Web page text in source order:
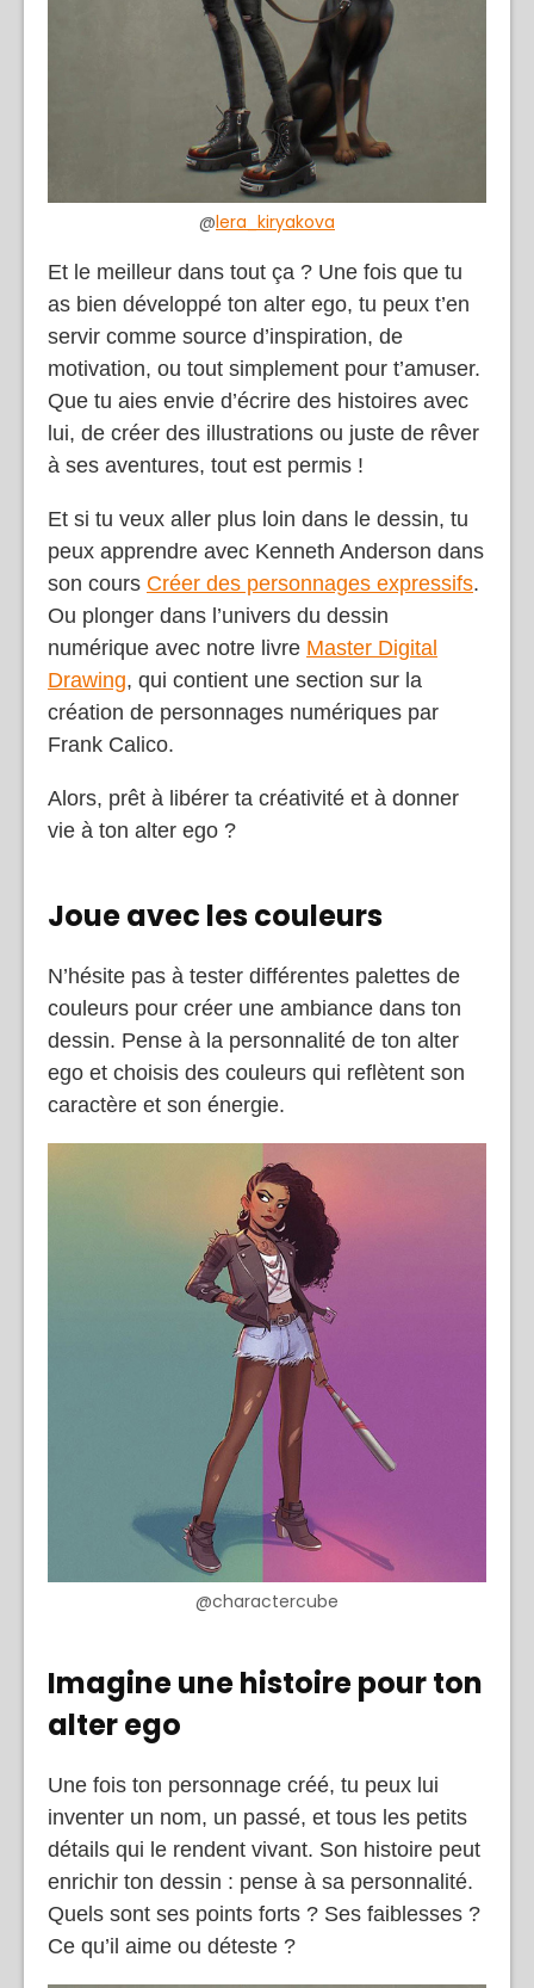
@lera_kiryakova
Et le meilleur dans tout ça ? Une fois que tu
as bien développé ton alter ego, tu peux t’en
servir comme source d’inspiration, de
motivation, ou tout simplement pour t’amuser.
Que tu aies envie d’écrire des histoires avec
lui, de créer des illustrations ou juste de rêver
à ses aventures, tout est permis !
Et si tu veux aller plus loin dans le dessin, tu
peux apprendre avec Kenneth Anderson dans
son cours Créer des personnages expressifs.
Ou plonger dans l’univers du dessin
numérique avec notre livre Master Digital
Drawing, qui contient une section sur la
création de personnages numériques par
Frank Calico.
Alors, prêt à libérer ta créativité et à donner
vie à ton alter ego ?
Joue avec les couleurs
N’hésite pas à tester différentes palettes de
couleurs pour créer une ambiance dans ton
dessin. Pense à la personnalité de ton alter
ego et choisis des couleurs qui reflètent son
caractère et son énergie.
@charactercube
Imagine une histoire pour ton
alter ego
Une fois ton personnage créé, tu peux lui
inventer un nom, un passé, et tous les petits
détails qui le rendent vivant. Son histoire peut
enrichir ton dessin : pense à sa personnalité.
Quels sont ses points forts ? Ses faiblesses ?
Ce qu’il aime ou déteste ?